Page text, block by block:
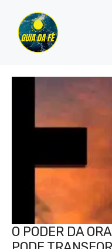
para
conteúdo
O PODER DA